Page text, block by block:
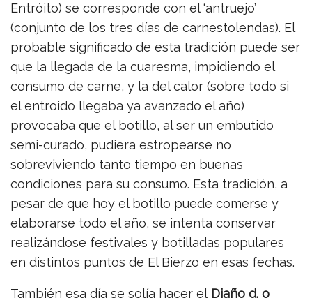
Entróito) se corresponde con el ‘antruejo’​
(conjunto de los tres días de carnestolendas). El
probable significado de esta tradición puede ser
que la llegada de la cuaresma, impidiendo el
consumo de carne, y la del calor (sobre todo si
el entroido llegaba ya avanzado el año)
provocaba que el botillo, al ser un embutido
semi-curado, pudiera estropearse no
sobreviviendo tanto tiempo en buenas
condiciones para su consumo. Esta tradición, a
pesar de que hoy el botillo puede comerse y
elaborarse todo el año, se intenta conservar
realizándose festivales y botilladas populares
en distintos puntos de El Bierzo en esas fechas.
También esa día se solía hacer el Diaño d. o